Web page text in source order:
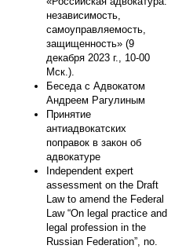
независимость,
самоуправляемость,
защищенность» (9
декабря 2023 г., 10-00
Мск.).
Беседа с Адвокатом
Андреем Рагулиным
Принятие
антиадвокатских
поправок в закон об
адвокатуре
Independent expert
assessment on the Draft
Law to amend the Federal
Law “On legal practice and
legal profession in the
Russian Federation”, no.